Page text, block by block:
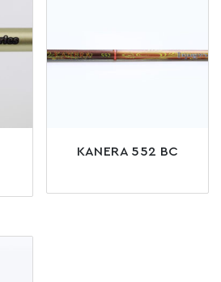
KANERA 552 BC